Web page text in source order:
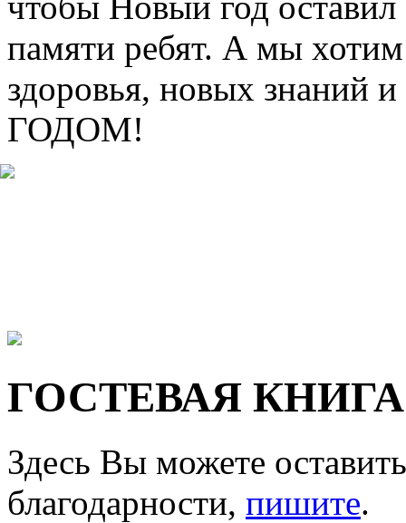
памяти ребят. А мы
здоровья, новых
ГОДОМ!
ГОСТЕВАЯ КНИГА
Здесь Вы можете
благодарности, пишите.